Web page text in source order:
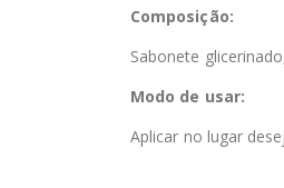
Composição:
Sabonete
Modo de usar:
Aplicar no lugar